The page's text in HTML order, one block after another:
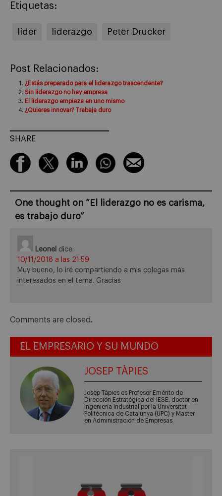
Etiquetas:
líder liderazgo Peter Drucker
Post Relacionados:
¿Estás preparado para el liderazgo trascendente?
Sin liderazgo no hay empresa
El liderazgo empieza en uno mismo
¿Quieres innovar? Trabaja duro
SHARE
One thought on “ El liderazgo no es carisma,
es trabajo duro”
Leonel dice:
10/11/2018 a las 21:59
Muy bueno, lo iré compartiendo a mis colegas más
interesados en el tema. Gracias
Comments are closed.
EL EMPRESARIO Y SU MUNDO
JOSEP TÀPIES
Josep Tàpies es Profesor Emérito de
Dirección Estratégica del IESE, doctor en
Ingeniería Industrial por la Universitat
Politècnica de Catalunya (UPC) y Master
en Administración de Empresas